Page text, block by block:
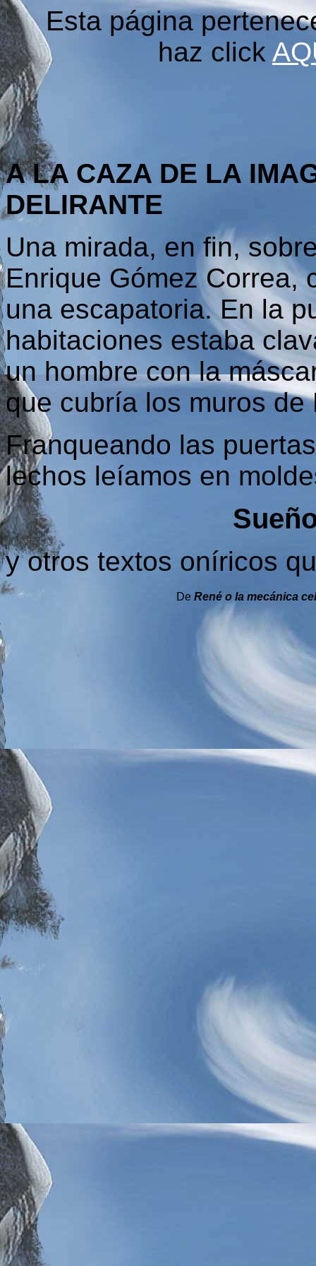
Esta página
haz click
A LA CAZA DE LA
DELIRANTE
Una mirada, en fin,
Enrique Gómez Correa,
una escapatoria. En la
habitaciones estaba
un hombre con la
que cubría los muros
Franqueando las
lechos leíamos en
y otros textos oníricos
De René o la mecánica